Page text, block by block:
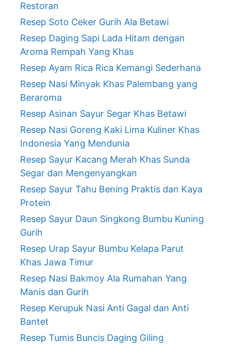
Restoran
Resep Soto Ceker Gurih Ala Betawi
Resep Daging Sapi Lada Hitam dengan
Aroma Rempah Yang Khas
Resep Ayam Rica Rica Kemangi Sederhana
Resep Nasi Minyak Khas Palembang yang
Beraroma
Resep Asinan Sayur Segar Khas Betawi
Resep Nasi Goreng Kaki Lima Kuliner Khas
Indonesia Yang Mendunia
Resep Sayur Kacang Merah Khas Sunda
Segar dan Mengenyangkan
Resep Sayur Tahu Bening Praktis dan Kaya
Protein
Resep Sayur Daun Singkong Bumbu Kuning
Gurih
Resep Urap Sayur Bumbu Kelapa Parut
Khas Jawa Timur
Resep Nasi Bakmoy Ala Rumahan Yang
Manis dan Gurih
Resep Kerupuk Nasi Anti Gagal dan Anti
Bantet
Resep Tumis Buncis Daging Giling